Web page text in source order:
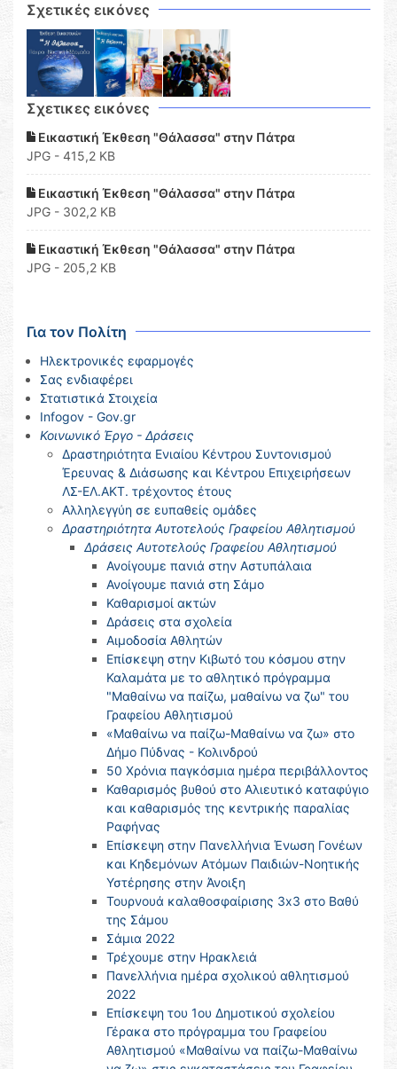
Σχετικές εικόνες
Σχετικες εικόνες
Εικαστική Έκθεση "Θάλασσα" στην Πάτρα
JPG - 415,2 KB
Εικαστική Έκθεση "Θάλασσα" στην Πάτρα
JPG - 302,2 KB
Εικαστική Έκθεση "Θάλασσα" στην Πάτρα
JPG - 205,2 KB
Για τον Πολίτη
Ηλεκτρονικές εφαρμογές
Σας ενδιαφέρει
Στατιστικά Στοιχεία
Infogov - Gov.gr
Κοινωνικό Έργο - Δράσεις
Δραστηριότητα Ενιαίου Κέντρου Συντονισμού
Έρευνας & Διάσωσης και Κέντρου Επιχειρήσεων
ΛΣ-ΕΛ.ΑΚΤ. τρέχοντος έτους
Αλληλεγγύη σε ευπαθείς ομάδες
Δραστηριότητα Αυτοτελούς Γραφείου Αθλητισμού
Δράσεις Αυτοτελούς Γραφείου Αθλητισμού
Ανοίγουμε πανιά στην Αστυπάλαια
Ανοίγουμε πανιά στη Σάμο
Καθαρισμοί ακτών
Δράσεις στα σχολεία
Αιμοδοσία Αθλητών
Επίσκεψη στην Κιβωτό του κόσμου στην
Καλαμάτα με το αθλητικό πρόγραμμα
"Μαθαίνω να παίζω, μαθαίνω να ζω" του
Γραφείου Αθλητισμού
«Μαθαίνω να παίζω-Μαθαίνω να ζω» στο
Δήμο Πύδνας - Κολινδρού
50 Χρόνια παγκόσμια ημέρα περιβάλλοντος
Καθαρισμός βυθού στο Αλιευτικό καταφύγιο
και καθαρισμός της κεντρικής παραλίας
Ραφήνας
Επίσκεψη στην Πανελλήνια Ένωση Γονέων
και Κηδεμόνων Ατόμων Παιδιών-Νοητικής
Υστέρησης στην Άνοιξη
Τουρνουά καλαθοσφαίρισης 3x3 στο Βαθύ
της Σάμου
Σάμια 2022
Τρέχουμε στην Ηρακλειά
Πανελλήνια ημέρα σχολικού αθλητισμού
2022
Επίσκεψη του 1ου Δημοτικού σχολείου
Γέρακα στο πρόγραμμα του Γραφείου
Αθλητισμού «Μαθαίνω να παίζω-Μαθαίνω